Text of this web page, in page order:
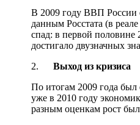
В 2009 году ВВП России
данным Росстата (в
спад: в первой
достигало двузначных
2. Выход из кризиса
По итогам 2009 года был
уже в 2010 году
разным оценкам рост